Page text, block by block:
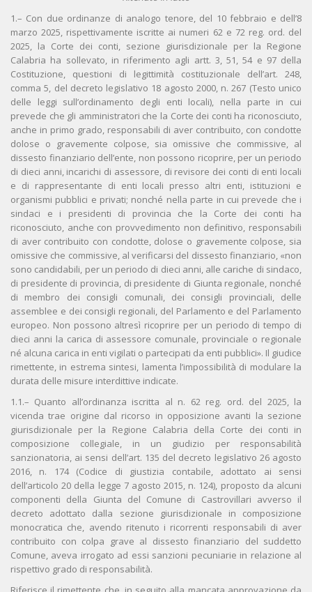
1.– Con due ordinanze di analogo tenore, del 10 febbraio e dell’8
marzo 2025, rispettivamente iscritte ai numeri 62 e 72 reg. ord. del
2025, la Corte dei conti, sezione giurisdizionale per la Regione
Calabria ha sollevato, in riferimento agli artt. 3, 51, 54 e 97 della
Costituzione, questioni di legittimità costituzionale dell’art. 248,
comma 5, del decreto legislativo 18 agosto 2000, n. 267 (Testo unico
delle leggi sull’ordinamento degli enti locali), nella parte in cui
prevede che gli amministratori che la Corte dei conti ha riconosciuto,
anche in primo grado, responsabili di aver contribuito, con condotte
dolose o gravemente colpose, sia omissive che commissive, al
dissesto finanziario dell’ente, non possono ricoprire, per un periodo
di dieci anni, incarichi di assessore, di revisore dei conti di enti locali
e di rappresentante di enti locali presso altri enti, istituzioni e
organismi pubblici e privati; nonché nella parte in cui prevede che i
sindaci e i presidenti di provincia che la Corte dei conti ha
riconosciuto, anche con provvedimento non definitivo, responsabili
di aver contribuito con condotte, dolose o gravemente colpose, sia
omissive che commissive, al verificarsi del dissesto finanziario, «non
sono candidabili, per un periodo di dieci anni, alle cariche di sindaco,
di presidente di provincia, di presidente di Giunta regionale, nonché
di membro dei consigli comunali, dei consigli provinciali, delle
assemblee e dei consigli regionali, del Parlamento e del Parlamento
europeo. Non possono altresì ricoprire per un periodo di tempo di
dieci anni la carica di assessore comunale, provinciale o regionale
né alcuna carica in enti vigilati o partecipati da enti pubblici». Il giudice
rimettente, in estrema sintesi, lamenta l’impossibilità di modulare la
durata delle misure interdittive indicate.
1.1.– Quanto all’ordinanza iscritta al n. 62 reg. ord. del 2025, la
vicenda trae origine dal ricorso in opposizione avanti la sezione
giurisdizionale per la Regione Calabria della Corte dei conti in
composizione collegiale, in un giudizio per responsabilità
sanzionatoria, ai sensi dell’art. 135 del decreto legislativo 26 agosto
2016, n. 174 (Codice di giustizia contabile, adottato ai sensi
dell’articolo 20 della legge 7 agosto 2015, n. 124), proposto da alcuni
componenti della Giunta del Comune di Castrovillari avverso il
decreto adottato dalla sezione giurisdizionale in composizione
monocratica che, avendo ritenuto i ricorrenti responsabili di aver
contribuito con colpa grave al dissesto finanziario del suddetto
Comune, aveva irrogato ad essi sanzioni pecuniarie in relazione al
rispettivo grado di responsabilità.